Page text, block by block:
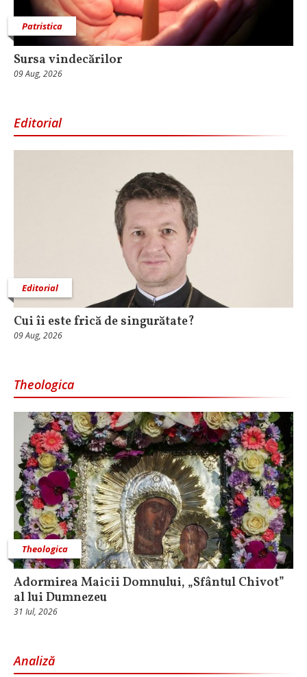
Patristica
Sursa vindecărilor
09 Aug, 2026
Editorial
Editorial
Cui îi este frică de singurătate?
09 Aug, 2026
Theologica
Theologica
Adormirea Maicii Domnului, „Sfântul Chivot”
al lui Dumnezeu
31 Iul, 2026
Analiză